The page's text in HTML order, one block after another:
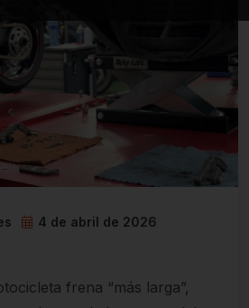
4 de abril de 2026
frena “más larga”,